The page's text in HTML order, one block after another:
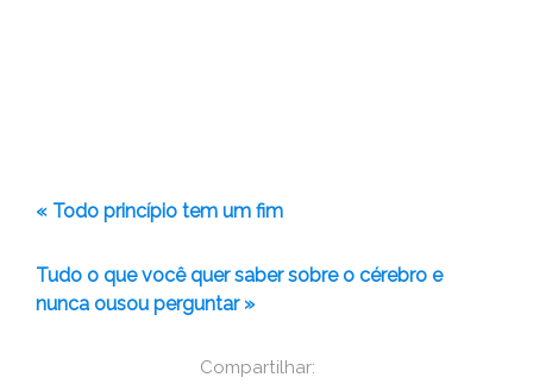
Compartilhar:
« Todo princípio tem um fim
Tudo o que você quer saber sobre o cérebro e
nunca ousou perguntar »